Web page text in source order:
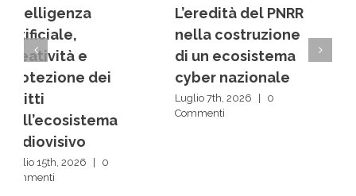
L’eredità del PNRR
nella costruzione
di un ecosistema
cyber nazionale
Luglio 7th, 2026
Commenti
Dai back office ai
centri decisionali:
la rivoluzione
silenziosa delle IA
Luglio 1st, 2026
Commenti
Scrivi un commento